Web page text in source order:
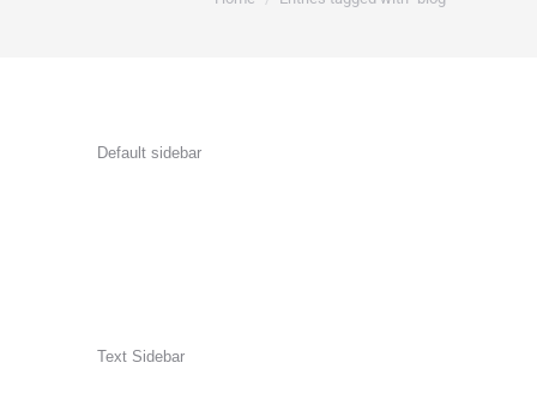
Default sidebar
Text Sidebar